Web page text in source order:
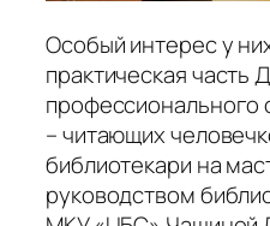
Особый интерес у
практическая часть
профессионального
– читающих
библиотекари на
руководством